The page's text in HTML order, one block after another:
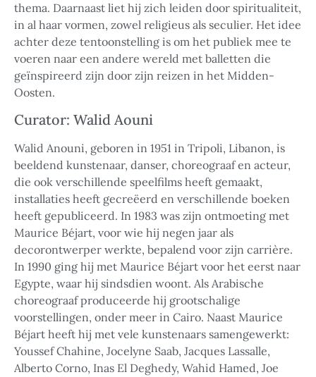
thema. Daarnaast liet hij zich leiden door spiritualiteit,
in al haar vormen, zowel religieus als seculier. Het idee
achter deze tentoonstelling is om het publiek mee te
voeren naar een andere wereld met balletten die
geïnspireerd zijn door zijn reizen in het Midden-
Oosten.
Curator: Walid Aouni
Walid Anouni, geboren in 1951 in Tripoli, Libanon, is
beeldend kunstenaar, danser, choreograaf en acteur,
die ook verschillende speelfilms heeft gemaakt,
installaties heeft gecreëerd en verschillende boeken
heeft gepubliceerd. In 1983 was zijn ontmoeting met
Maurice Béjart, voor wie hij negen jaar als
decorontwerper werkte, bepalend voor zijn carrière.
In 1990 ging hij met Maurice Béjart voor het eerst naar
Egypte, waar hij sindsdien woont. Als Arabische
choreograaf produceerde hij grootschalige
voorstellingen, onder meer in Cairo. Naast Maurice
Béjart heeft hij met vele kunstenaars samengewerkt:
Youssef Chahine, Jocelyne Saab, Jacques Lassalle,
Alberto Corno, Inas El Deghedy, Wahid Hamed, Joe